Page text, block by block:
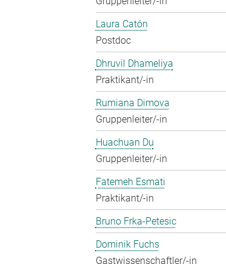
Laura Catón
Postdoc
Dhruvil Dhameliya
Praktikant/-in
Rumiana Dimova
Gruppenleiter/-in
Huachuan Du
Gruppenleiter/-in
Fatemeh Esmati
Praktikant/-in
Bruno Frka-Petesic
Dominik Fuchs
Gastwissenschaftler/-in